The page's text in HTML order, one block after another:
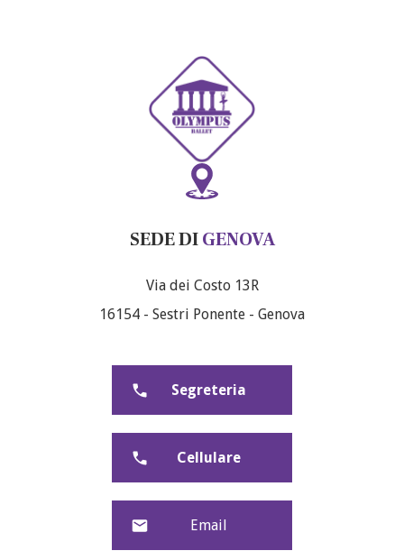
SEDE DIGENOVA
Via dei Costo 13R
16154 - Sestri Ponente - Genova
Segreteria
Cellulare
Email